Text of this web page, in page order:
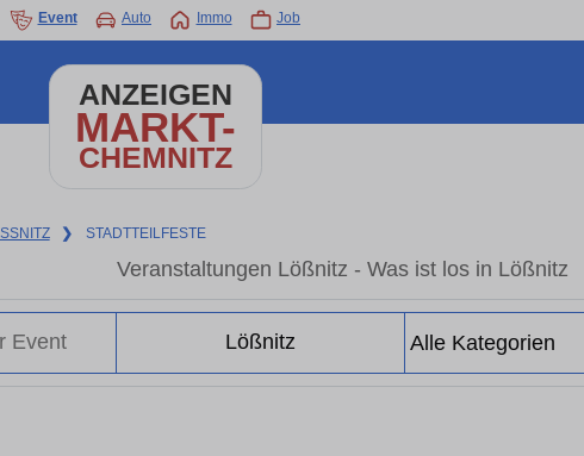
Event Auto Immo Job
ANZEIGEN
MARKT-
CHEMNITZ
❯ STADTTEILFESTE
Veranstaltungen Lößnitz - Was ist los in Lößnitz